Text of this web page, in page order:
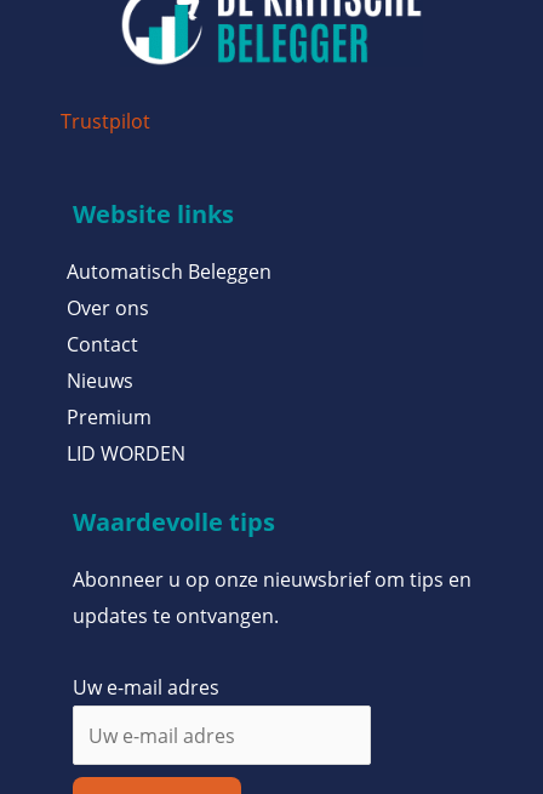
Trustpilot
Website links
Automatisch Beleggen
Over ons
Contact
Nieuws
Premium
LID WORDEN
Waardevolle tips
Abonneer u op onze nieuwsbrief om tips en
updates te ontvangen.
Uw e-mail adres